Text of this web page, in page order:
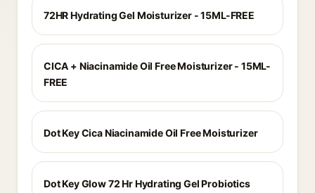
72HR Hydrating Gel Moisturizer - 15ML-FREE
CICA + Niacinamide Oil Free Moisturizer - 15ML-
FREE
Dot Key Cica Niacinamide Oil Free Moisturizer
Dot Key Glow 72 Hr Hydrating Gel Probiotics